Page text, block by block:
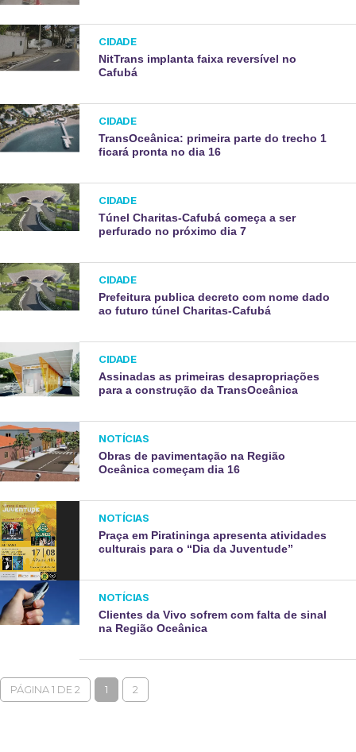
CIDADE
NitTrans implanta faixa reversível no
Cafubá
CIDADE
TransOceânica: primeira parte do trecho 1
ficará pronta no dia 16
CIDADE
Túnel Charitas-Cafubá começa a ser
perfurado no próximo dia 7
CIDADE
Prefeitura publica decreto com nome dado
ao futuro túnel Charitas-Cafubá
CIDADE
Assinadas as primeiras desapropriações
para a construção da TransOceânica
NOTÍCIAS
Obras de pavimentação na Região
Oceânica começam dia 16
NOTÍCIAS
Praça em Piratininga apresenta atividades
culturais para o “Dia da Juventude”
NOTÍCIAS
Clientes da Vivo sofrem com falta de sinal
na Região Oceânica
PÁGINA 1 DE 2 1 2